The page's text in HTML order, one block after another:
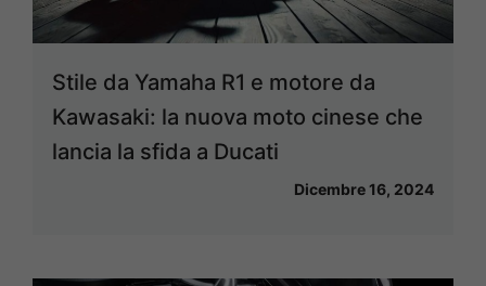
Stile da Yamaha R1 e motore da
Kawasaki: la nuova moto cinese che
lancia la sfida a Ducati
Dicembre 16, 2024